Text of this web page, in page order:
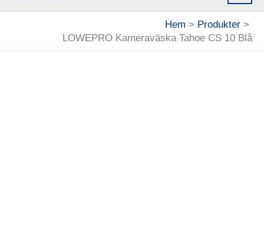
Hem
Produkter
LOWEPRO Kameraväska Tahoe CS 10 Blå